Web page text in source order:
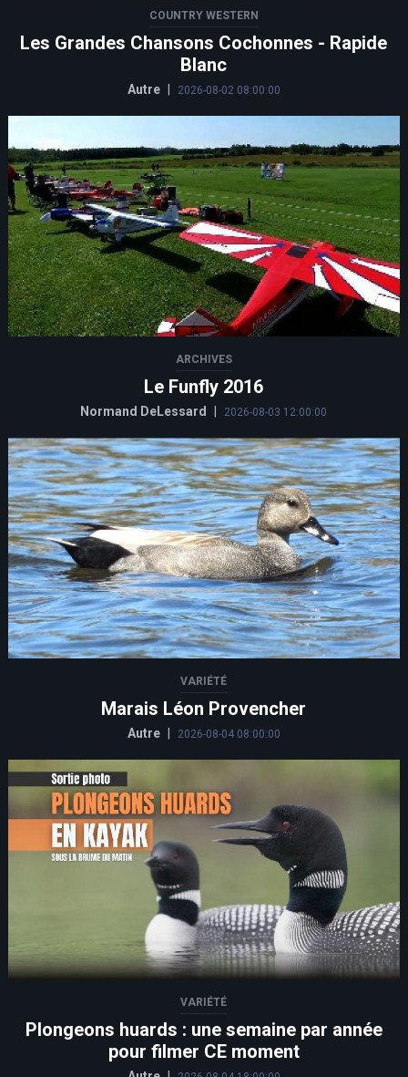
COUNTRY WESTERN
Les Grandes Chansons Cochonnes - Rapide
Blanc
Autre 2026-08-02 08:00:00
ARCHIVES
Le Funfly 2016
Normand DeLessard 2026-08-03 12:00:00
VARIÉTÉ
Marais Léon Provencher
Autre | 2026-08-04 08:00:00
VARIÉTÉ
Plongeons huards : une semaine par année
pour filmer CE moment